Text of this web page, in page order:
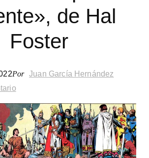
de Hal
Foster
Por Juan García Hernández